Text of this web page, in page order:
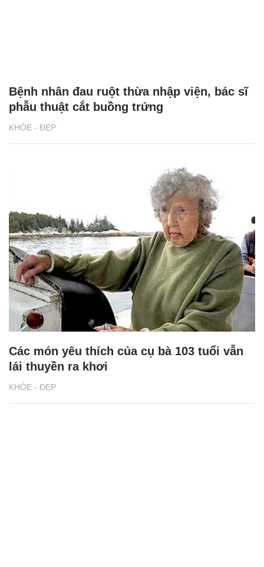
KHỎE - ĐẸP
Bệnh nhân đau ruột thừa nhập viện, bác sĩ
phẫu thuật cắt buồng trứng
KHỎE - ĐẸP
Các món yêu thích của cụ bà 103 tuổi vẫn
lái thuyền ra khơi